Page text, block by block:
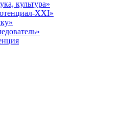
культура»
XXI»